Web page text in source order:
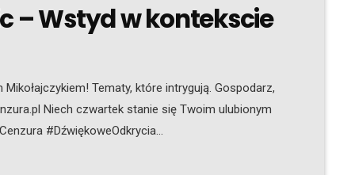
– Wstyd w kontekscie
Tematy, które intrygują. Gospodarz,
Niech czwartek stanie się Twoim ulubionym
#DźwiękoweOdkrycia
Mikołajczyk